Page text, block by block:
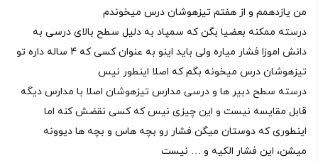
من یازدهمم و از هفتم تیزهوشان درس میخوندم
درسته ممکنه بعضیا بگن که سمپاد به دلیل سطح بالای درسی به
دانش اموزا فشار میاره ولی باید اینو به عنوان کسی که 4 ساله داره تو
تیزهوشان درس میخونه بگم که اصلا اینطور نیس
درسته سطح دبیر ها و درسی مدارس تیزهوشان اصلا با مدارس دیگه
قابل مقایسه نیست و این چیزی نیس که کسی نقضش کنه اما
اینطوری که دوستان میگن فشار رو بچه هاس و بچه ها دیوونه
میشن، این فشار الکیه و … نیست